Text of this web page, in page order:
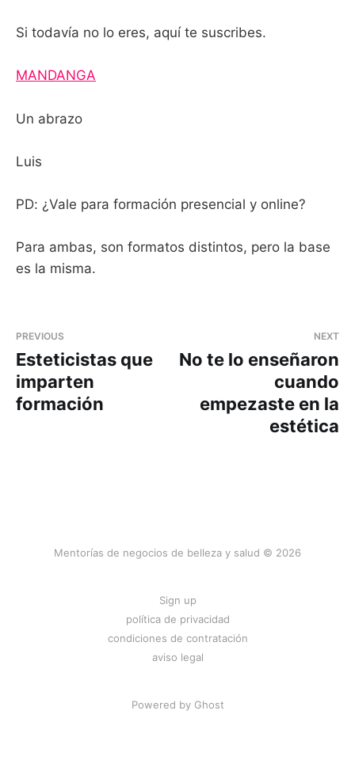
Si todavía no lo eres, aquí te suscribes.
MANDANGA
Un abrazo
Luis
PD: ¿Vale para formación presencial y online?
Para ambas, son formatos distintos, pero la base
es la misma.
PREVIOUS
Esteticistas que
imparten
formación
NEXT
No te lo enseñaron
cuando
empezaste en la
estética
Mentorías de negocios de belleza y salud © 2026
Sign up
política de privacidad
condiciones de contratación
aviso legal
Powered by Ghost